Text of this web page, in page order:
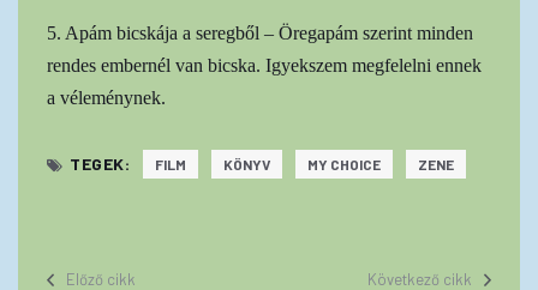
5. Apám bicskája a seregből – Öregapám szerint minden
rendes embernél van bicska. Igyekszem megfelelni ennek
a véleménynek.
TEGEK: FILM KÖNYV MY CHOICE ZENE
Előző cikk Következő cikk